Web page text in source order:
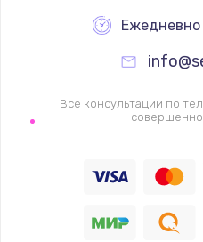
Ежедневно
Все консультации по